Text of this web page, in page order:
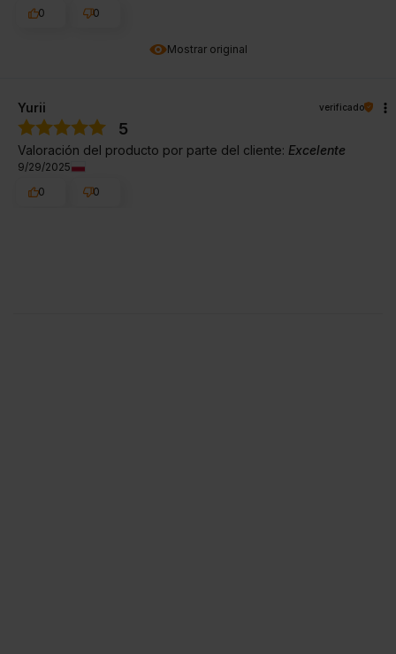
Mostrar original
0
0
Yurii verificado
5
Valoración del producto por parte del cliente: Excelente
9/29/2025
0
0